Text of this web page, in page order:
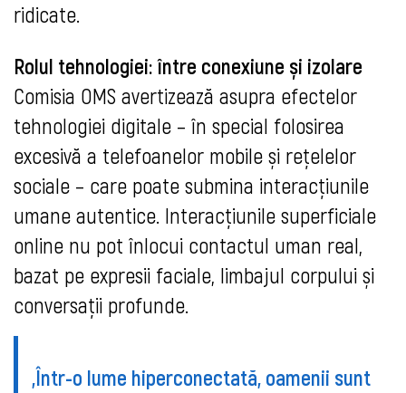
ridicate.
Rolul tehnologiei: între conexiune și izolare
Comisia OMS avertizează asupra efectelor
tehnologiei digitale – în special folosirea
excesivă a telefoanelor mobile și rețelelor
sociale – care poate submina interacțiunile
umane autentice. Interacțiunile superficiale
online nu pot înlocui contactul uman real,
bazat pe expresii faciale, limbajul corpului și
conversații profunde.
„Într-o lume hiperconectată, oamenii sunt